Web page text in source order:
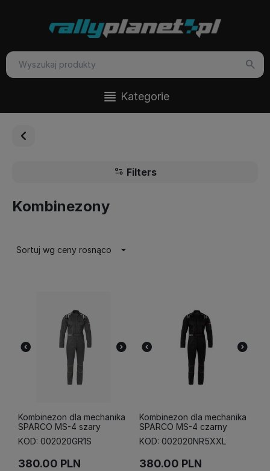
Kategorie
Filters
Kombinezony
Sortuj wg ceny rosnąco
Kombinezon dla mechanika
SPARCO MS-4 szary
KOD: 002020GR1S
380.00 PLN
Kombinezon dla mechanika
SPARCO MS-4 czarny
KOD: 002020NR5XXL
380.00 PLN